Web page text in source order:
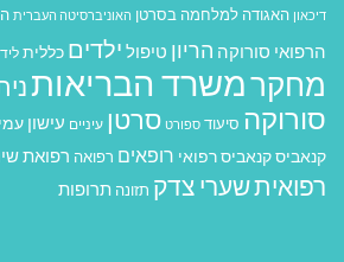
דיכאון האגודה למלחמה בסרטן האוניברסיטה העברית
הרפואי סורוקה הריון טיפול ילדים כללית
מחקרמשרד הבריאות
סורוקה סיעוד ספורט סרטן עיניים עישון
קנאביסקנאביס רפואי רופאים רפואה רפואת
רפואיתשערי צדק תזונה תרופות